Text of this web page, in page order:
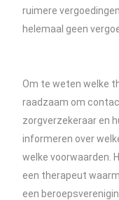
ruimere
helemaal geen
Om te weten welke
raadzaam om
zorgverzekeraar en
informeren over
welke voorwaarden.
een therapeut
een